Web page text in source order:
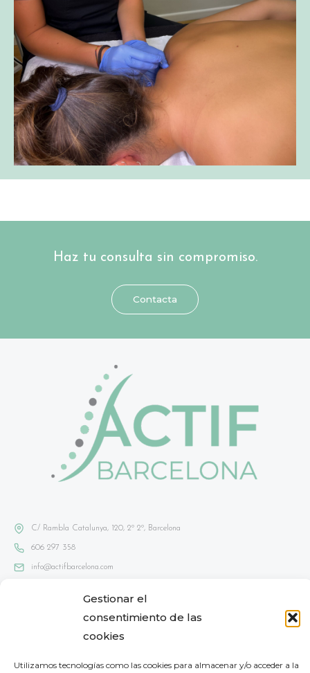
Gestionar el
consentimiento de las
cookies
Utilizamos tecnologías como las cookies para almacenar y/o acceder a la
Haz tu consulta sin compromiso.
Contacta
C/ Rambla Catalunya, 120, 2º 2º, Barcelona
606 297 358
info@actifbarcelona.com
Política de privacidad